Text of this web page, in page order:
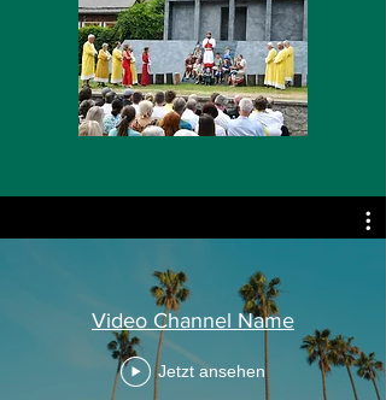
Video Channel Name
Jetzt ansehen